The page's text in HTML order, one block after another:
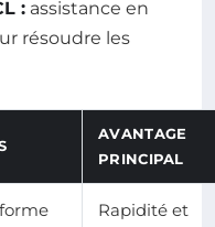
: assistance en
résoudre les
AVANTAGE
PRINCIPAL
Rapidité et